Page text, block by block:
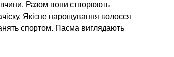
Разом вони створюють
Якісне нарощування волосся
спортом. Пасма виглядають